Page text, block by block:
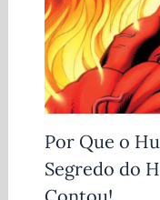
Por Que o
Segredo do